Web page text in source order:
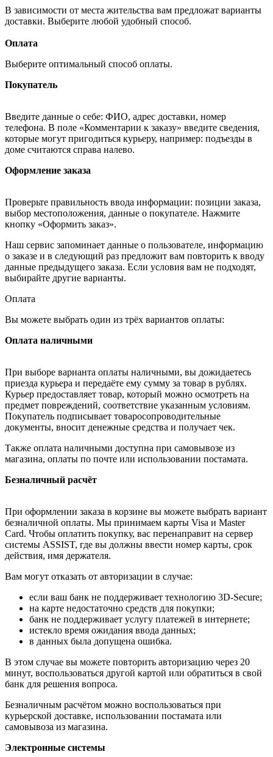
В зависимости от места жительства вам предложат варианты
доставки. Выберите любой удобный способ.
Оплата
Выберите оптимальный способ оплаты.
Покупатель
Введите данные о себе: ФИО, адрес доставки, номер
телефона. В поле «Комментарии к заказу» введите сведения,
которые могут пригодиться курьеру, например: подъезды в
доме считаются справа налево.
Оформление заказа
Проверьте правильность ввода информации: позиции заказа,
выбор местоположения, данные о покупателе. Нажмите
кнопку «Оформить заказ».
Наш сервис запоминает данные о пользователе, информацию
о заказе и в следующий раз предложит вам повторить к вводу
данные предыдущего заказа. Если условия вам не подходят,
выбирайте другие варианты.
Оплата
Вы можете выбрать один из трёх вариантов оплаты:
Оплата наличными
При выборе варианта оплаты наличными, вы дожидаетесь
приезда курьера и передаёте ему сумму за товар в рублях.
Курьер предоставляет товар, который можно осмотреть на
предмет повреждений, соответствие указанным условиям.
Покупатель подписывает товаросопроводительные
документы, вносит денежные средства и получает чек.
Также оплата наличными доступна при самовывозе из
магазина, оплаты по почте или использовании постамата.
Безналичный расчёт
При оформлении заказа в корзине вы можете выбрать вариант
безналичной оплаты. Мы принимаем карты Visa и Master
Card. Чтобы оплатить покупку, вас перенаправит на сервер
системы ASSIST, где вы должны ввести номер карты, срок
действия, имя держателя.
Вам могут отказать от авторизации в случае:
если ваш банк не поддерживает технологию 3D-Secure;
на карте недостаточно средств для покупки;
банк не поддерживает услугу платежей в интернете;
истекло время ожидания ввода данных;
в данных была допущена ошибка.
В этом случае вы можете повторить авторизацию через 20
минут, воспользоваться другой картой или обратиться в свой
банк для решения вопроса.
Безналичным расчётом можно воспользоваться при
курьерской доставке, использовании постамата или
самовывоза из магазина.
Электронные системы